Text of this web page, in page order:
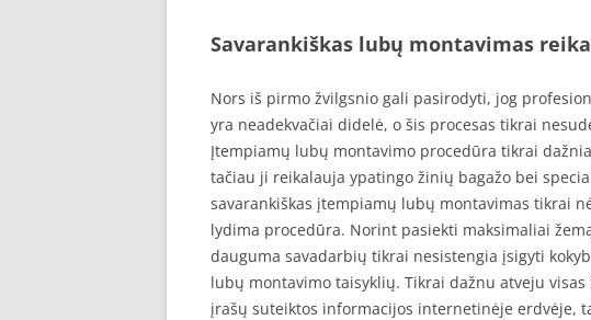
Savarankiškas lubų montavimas
Nors iš pirmo žvilgsnio gali pasirodyti, jog
yra neadekvačiai didelė, o šis procesas tikrai
Įtempiamų lubų montavimo procedūra tikrai
tačiau ji reikalauja ypatingo žinių bagažo bei
savarankiškas įtempiamų lubų montavimas tikrai
lydima procedūra. Norint pasiekti maksimaliai
dauguma savadarbių tikrai nesistengia įsigyti
lubų montavimo taisyklių. Tikrai dažnu atveju
įrašų suteiktos informacijos internetinėje erdvėje,